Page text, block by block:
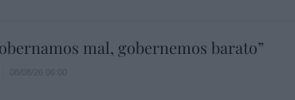
mal, gobernemos barato”